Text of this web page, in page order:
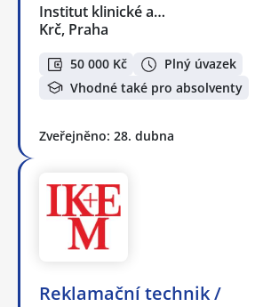
Institut klinické a…
Krč, Praha
50 000 Kč
Plný úvazek
Vhodné také pro absolventy
Zveřejněno: 28. dubna
Reklamační technik /